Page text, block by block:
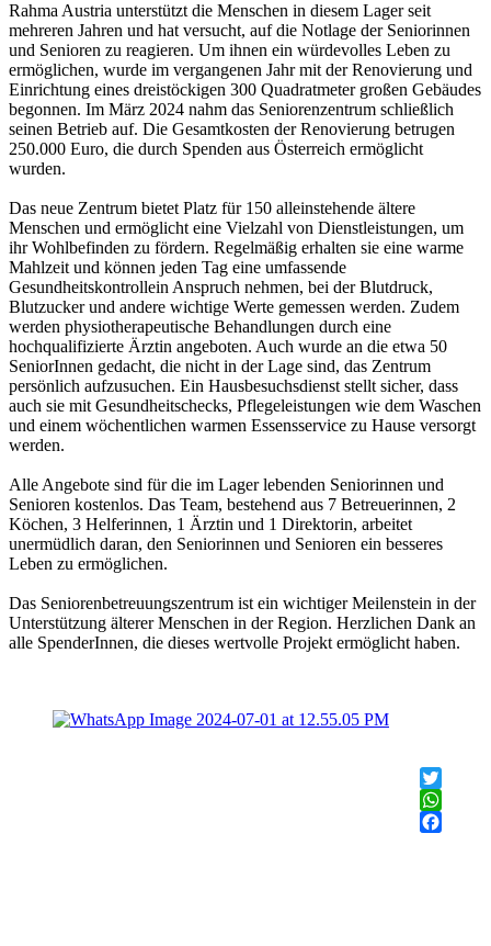
Rahma Austria unterstützt die Menschen in diesem Lager seit
mehreren Jahren und hat versucht, auf die Notlage der Seniorinnen
und Senioren zu reagieren. Um ihnen ein würdevolles Leben zu
ermöglichen, wurde im vergangenen Jahr mit der Renovierung und
Einrichtung eines dreistöckigen 300 Quadratmeter großen Gebäudes
begonnen. Im März 2024 nahm das Seniorenzentrum schließlich
seinen Betrieb auf. Die Gesamtkosten der Renovierung betrugen
250.000 Euro, die durch Spenden aus Österreich ermöglicht
wurden.
Das neue Zentrum bietet Platz für 150 alleinstehende ältere
Menschen und ermöglicht eine Vielzahl von Dienstleistungen, um
ihr Wohlbefinden zu fördern. Regelmäßig erhalten sie eine warme
Mahlzeit und können jeden Tag eine umfassende
Gesundheitskontrollein Anspruch nehmen, bei der Blutdruck,
Blutzucker und andere wichtige Werte gemessen werden. Zudem
werden physiotherapeutische Behandlungen durch eine
hochqualifizierte Ärztin angeboten. Auch wurde an die etwa 50
SeniorInnen gedacht, die nicht in der Lage sind, das Zentrum
persönlich aufzusuchen. Ein Hausbesuchsdienst stellt sicher, dass
auch sie mit Gesundheitschecks, Pflegeleistungen wie dem Waschen
und einem wöchentlichen warmen Essensservice zu Hause versorgt
werden.
Alle Angebote sind für die im Lager lebenden Seniorinnen und
Senioren kostenlos. Das Team, bestehend aus 7 Betreuerinnen, 2
Köchen, 3 Helferinnen, 1 Ärztin und 1 Direktorin, arbeitet
unermüdlich daran, den Seniorinnen und Senioren ein besseres
Leben zu ermöglichen.
Das Seniorenbetreuungszentrum ist ein wichtiger Meilenstein in der
Unterstützung älterer Menschen in der Region. Herzlichen Dank an
alle SpenderInnen, die dieses wertvolle Projekt ermöglicht haben.
Twitter